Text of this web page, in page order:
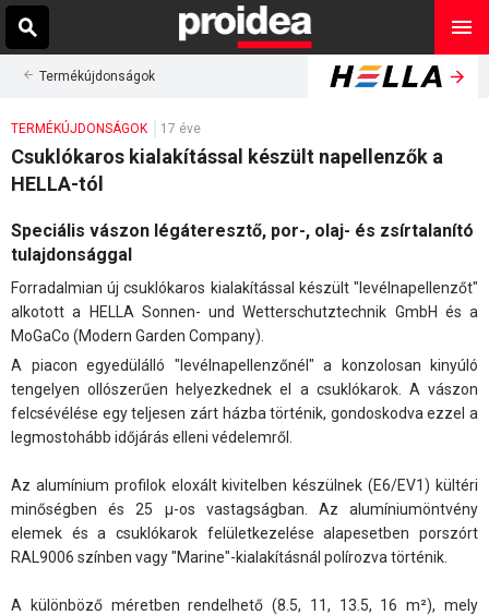
Termékújdonságok
TERMÉKÚJDONSÁGOK 17 éve
Csuklókaros kialakítással készült napellenzők a
HELLA-tól
Speciális vászon légáteresztő, por-, olaj- és zsírtalanító
tulajdonsággal
Forradalmian új csuklókaros kialakítással készült "levélnapellenzőt"
alkotott a HELLA Sonnen- und Wetterschutztechnik GmbH és a
MoGaCo (Modern Garden Company).
A piacon egyedülálló "levélnapellenzőnél" a konzolosan kinyúló
tengelyen ollószerűen helyezkednek el a csuklókarok. A vászon
felcsévélése egy teljesen zárt házba történik, gondoskodva ezzel a
legmostohább időjárás elleni védelemről.
Az alumínium profilok eloxált kivitelben készülnek (E6/EV1) kültéri
minőségben és 25 µ-os vastagságban. Az alumíniumöntvény
elemek és a csuklókarok felületkezelése alapesetben porszórt
RAL9006 színben vagy "Marine"-kialakításnál polírozva történik.
A különböző méretben rendelhető (8.5, 11, 13.5, 16 m²), mely